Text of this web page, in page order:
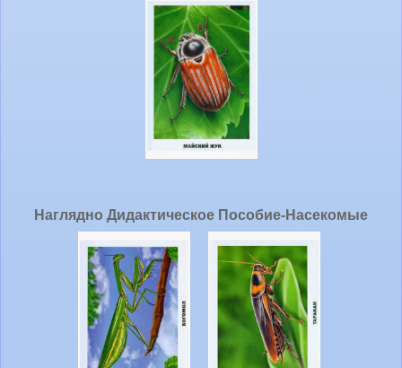
Наглядно Дидактическое Пособие-Насекомые